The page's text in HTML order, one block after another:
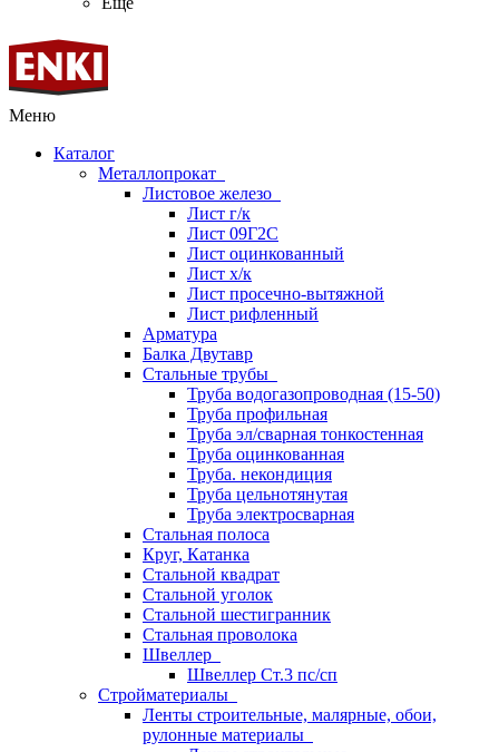
Меню
Каталог
Металлопрокат
Листовое железо
Лист г/к
Лист 09Г2С
Лист оцинкованный
Лист х/к
Лист просечно-вытяжной
Лист рифленный
Арматура
Балка Двутавр
Стальные трубы
Труба водогазопроводная (15-50)
Труба профильная
Труба эл/сварная тонкостенная
Труба оцинкованная
Труба. некондиция
Труба цельнотянутая
Труба электросварная
Стальная полоса
Круг, Катанка
Стальной квадрат
Стальной уголок
Стальной шестигранник
Стальная проволока
Швеллер
Швеллер Ст.3 пс/сп
Стройматериалы
Ленты строительные, малярные, обои,
рулонные материалы